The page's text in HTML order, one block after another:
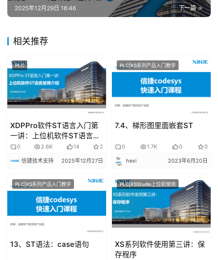
专
题
问
社
区
常
问
下一篇
2025年12月29日 16:46
相关推荐
PLC
XDPPro软件ST语言入门第
一讲：上位机软件ST语言使
用介绍
0 2.6K 14 2
信捷技术支持 2025年12月27日
PLC|XS系列产品入门教学
7.4、梯形图里面嵌套ST
0 1.7K 0 0
hexi 2023年6月20日
PLC|XS系列产品入门教学
13、ST语法：case语句
PLC|XSStudio上位机使用
XS系列软件使用第三讲：保
存程序